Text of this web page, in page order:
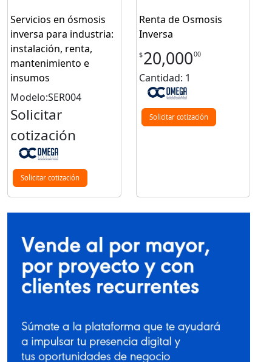
Servicios en ósmosis
inversa para industria:
instalación, renta,
mantenimiento e
insumos
Modelo:SER004
Solicitar
cotización
Solicitar cotización
Renta de Osmosis
Inversa
$20,00000
Cantidad: 1
Solicitar cotización